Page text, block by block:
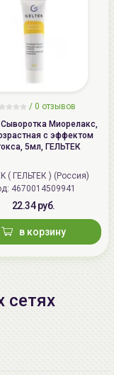
/ 0 отзывов
Сыворотка Миорелакс,
с эффектом
5мл, ГЕЛЬТЕК
( ГЕЛЬТЕК ) (Россия)
Код: 4670014509941
22.34 руб.
в корзину